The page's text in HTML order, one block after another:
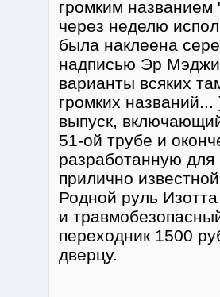
громким
через неделю
была наклеена
надписью Эр
варианты всяких
громких
выпуск,
51-ой трубе и
разработанную
прилично
Родной руль
и
переходник 1500
дверцу.